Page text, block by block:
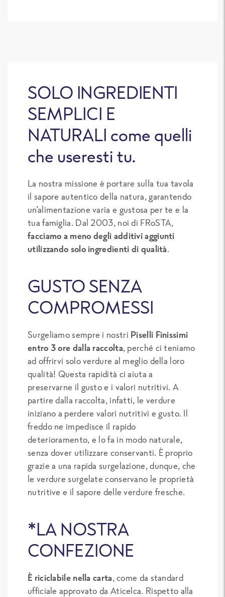
SOLO INGREDIENTI
SEMPLICI E
NATURALI come quelli
che useresti tu.
La nostra missione è portare sulla tua tavola
il sapore autentico della natura, garantendo
un’alimentazione varia e gustosa per te e la
tua famiglia. Dal 2003, noi di FRoSTA,
facciamo a meno degli additivi aggiunti
utilizzando solo ingredienti di qualità.
GUSTO SENZA
COMPROMESSI
Surgeliamo sempre i nostri Piselli Finissimi
entro 3 ore dalla raccolta, perché ci teniamo
ad offrirvi solo verdure al meglio della loro
qualità! Questa rapidità ci aiuta a
preservarne il gusto e i valori nutritivi. A
partire dalla raccolta, infatti, le verdure
iniziano a perdere valori nutritivi e gusto. Il
freddo ne impedisce il rapido
deterioramento, e lo fa in modo naturale,
senza dover utilizzare conservanti. È proprio
grazie a una rapida surgelazione, dunque, che
le verdure surgelate conservano le proprietà
nutritive e il sapore delle verdure fresche.
*LA NOSTRA
CONFEZIONE
È riciclabile nella carta, come da standard
ufficiale approvato da Aticelca. Rispetto alla